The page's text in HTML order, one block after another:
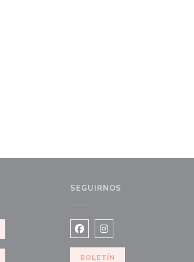
SEGUIRNOS
Facebook ((abre en una
Instagram ((abre en
BOLETÍN